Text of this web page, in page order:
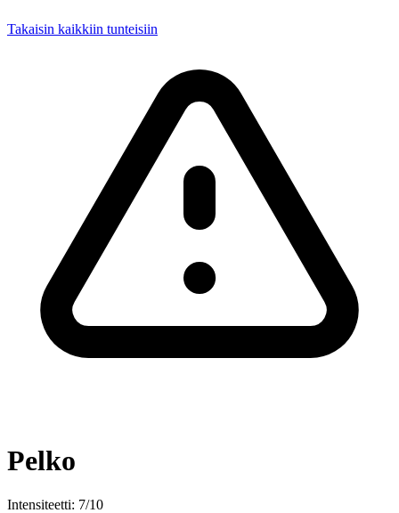
Takaisin kaikkiin tunteisiin
Pelko
Intensiteetti: 7/10